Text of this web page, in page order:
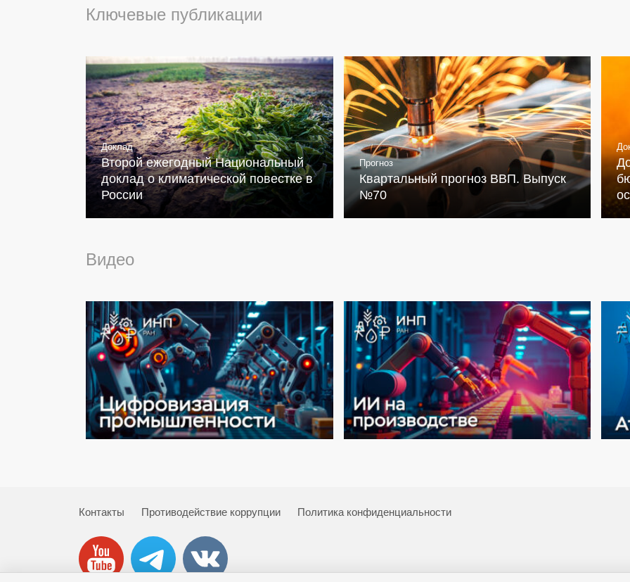
Ключевые публикации
Доклад
Второй ежегодный Национальный
доклад о климатической повестке в
России
Прогноз
Квартальный прогноз ВВП. Выпуск
№70
Видео
Контакты Противодействие коррупции Политика конфиденциальности